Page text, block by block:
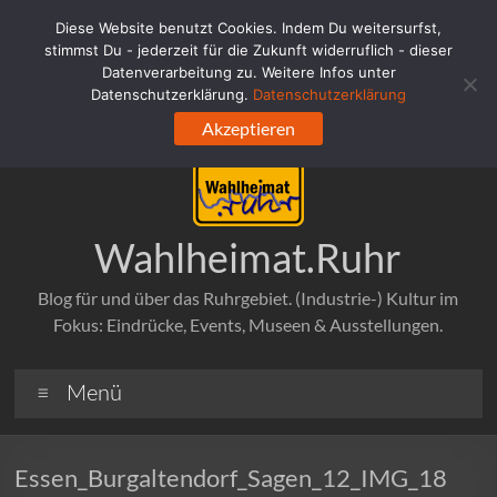
springen
Wahlheimat.Ruhr
Blog für und über das Ruhrgebiet. (Industrie-) Kultur im
Fokus: Eindrücke, Events, Museen & Ausstellungen.
Menü
Essen_Burgaltendorf_Sagen_12_IMG_18
Diese Website benutzt Cookies. Indem Du weitersurfst,
stimmst Du - jederzeit für die Zukunft widerruflich - dieser
Datenverarbeitung zu. Weitere Infos unter
Datenschutzerklärung. Datenschutzerklärung
Akzeptieren